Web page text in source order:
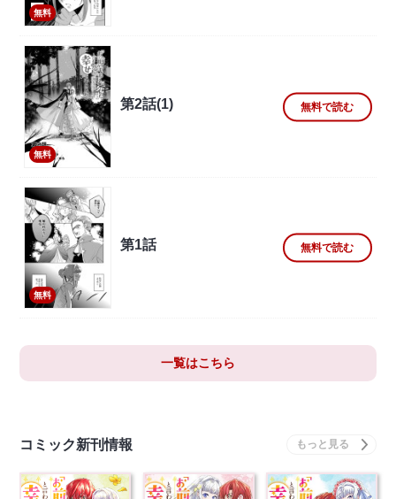
無料
無料
第2話(1) 無料で読む
無料
第1話 無料で読む
一覧はこちら
コミック新刊情報